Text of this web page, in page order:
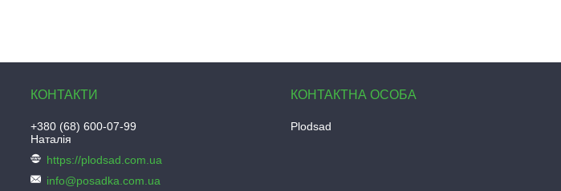
+380 (68) 600-07-99
Наталія
https://plodsad.com.ua
info@posadka.com.ua
Plodsad